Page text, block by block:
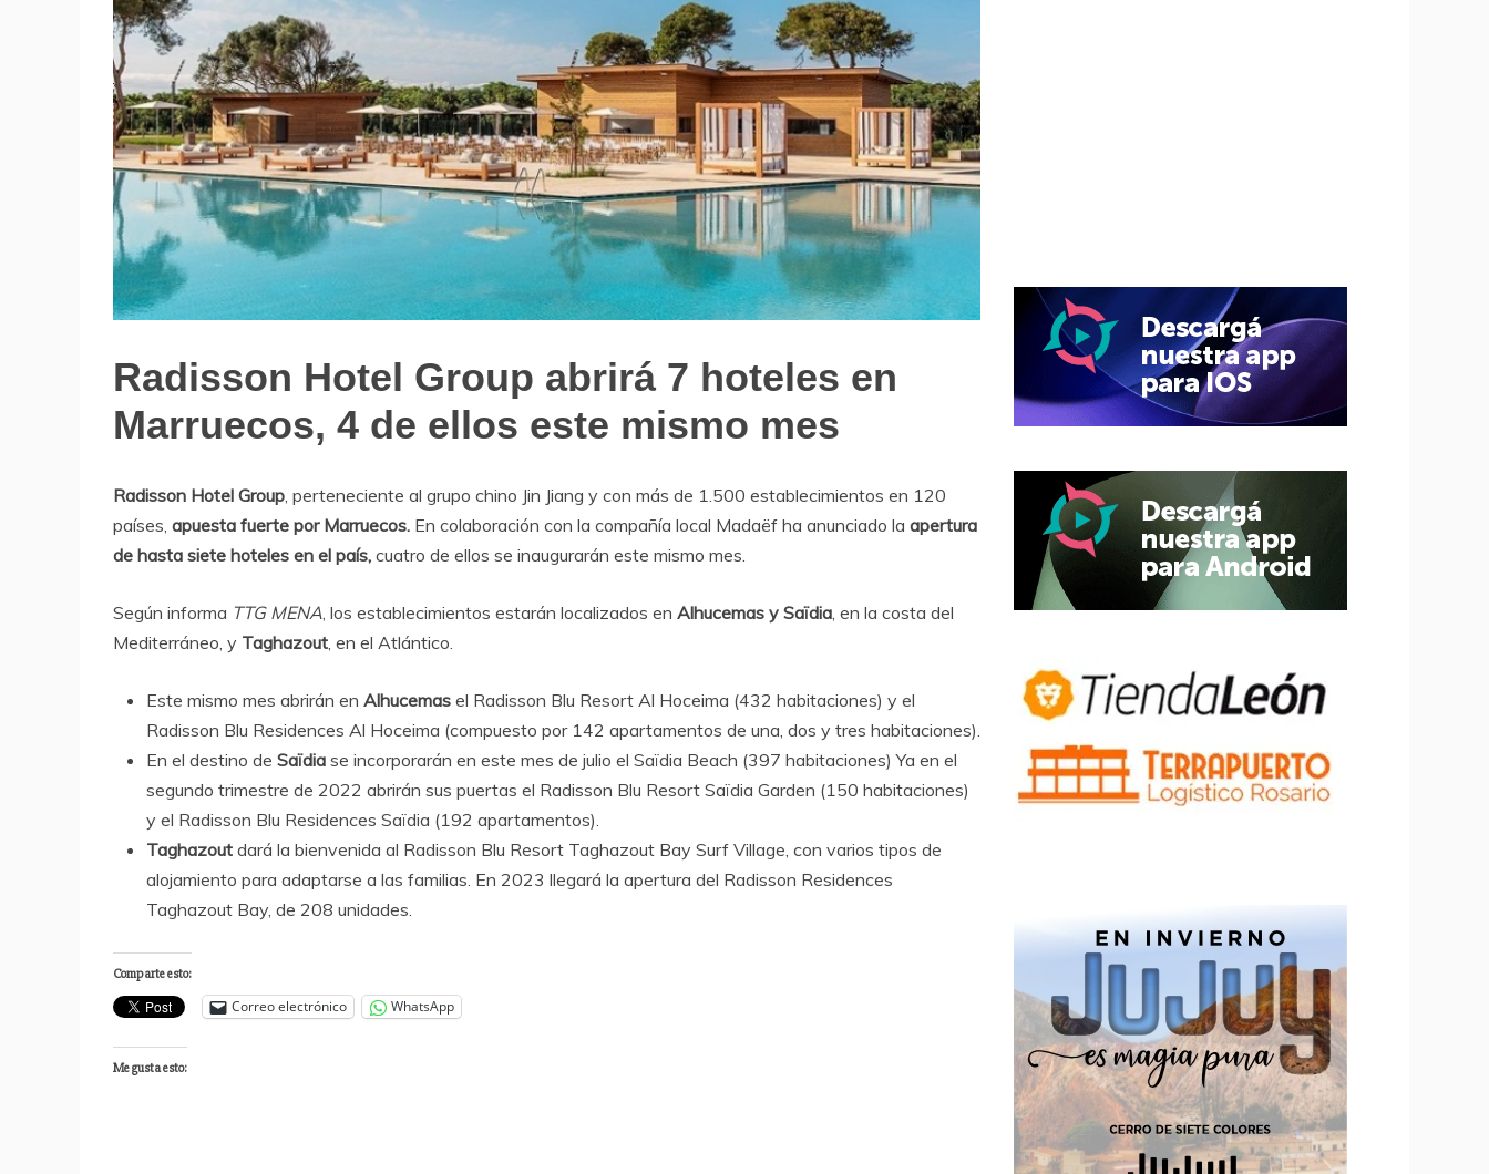
Hoteles
Radisson Hotel Group abrirá 7 hoteles en
Marruecos, 4 de ellos este mismo mes
Radisson Hotel Group , perteneciente al grupo chino Jin Jiang y con más de 1.500 establecimientos en 120
países, apuesta fuerte por Marruecos. En colaboración con la compañía local Madaëf ha anunciado la apertura
de hasta siete hoteles en el país, cuatro de ellos se inaugurarán este mismo mes.
Según informa TTG MENA , los establecimientos estarán localizados en Alhucemas y Saïdia , en la costa del
Mediterráneo, y Taghazout , en el Atlántico.
Este mismo mes abrirán en Alhucemas el Radisson Blu Resort Al Hoceima (432 habitaciones) y el
Radisson Blu Residences Al Hoceima (compuesto por 142 apartamentos de una, dos y tres habitaciones).
En el destino de Saïdia se incorporarán en este mes de julio el Saïdia Beach (397 habitaciones) Ya en el
segundo trimestre de 2022 abrirán sus puertas el Radisson Blu Resort Saïdia Garden (150 habitaciones)
y el Radisson Blu Residences Saïdia (192 apartamentos).
Taghazout dará la bienvenida al Radisson Blu Resort Taghazout Bay Surf Village, con varios tipos de
alojamiento para adaptarse a las familias. En 2023 llegará la apertura del Radisson Residences
Taghazout Bay, de 208 unidades.
Comparte esto:
Correo electrónico WhatsApp
Me gusta esto: